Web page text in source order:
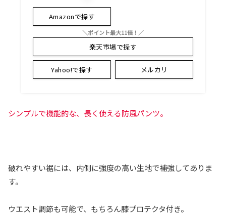
Amazonで探す
＼ポイント最大11倍！／
楽天市場で探す
Yahoo!で探す メルカリ
シンプルで機能的な、長く使える防風パンツ。
破れやすい裾には、内側に強度の高い生地で補強してありま
す。
ウエスト調節も可能で、もちろん膝プロテクタ付き。